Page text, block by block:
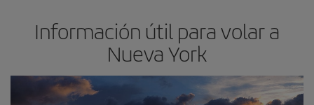
Información útil para volar a
Nueva York